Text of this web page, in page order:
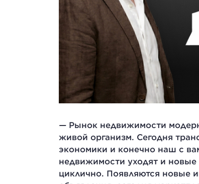
— Рынок недвижимости
живой организм. Сегодня
экономики и конечно наш с
недвижимости уходят и новые
циклично. Появляются новые